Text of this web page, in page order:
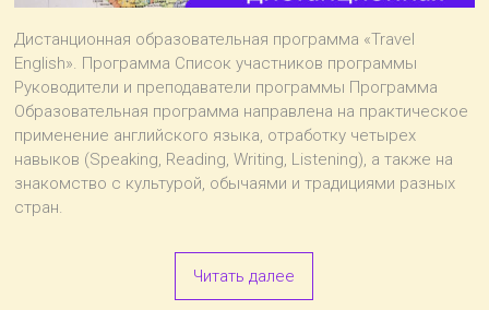
Дистанционная образовательная программа «Travel
English». Программа Список участников программы
Руководители и преподаватели программы Программа
Образовательная программа направлена на практическое
применение английского языка, отработку четырех
навыков (Speaking, Reading, Writing, Listening), а также на
знакомство с культурой, обычаями и традициями разных
стран.
Читать далее